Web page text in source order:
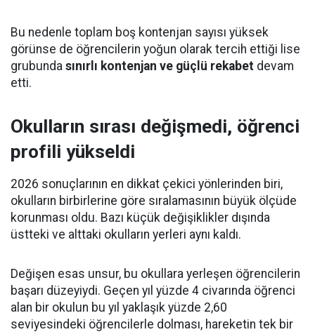
Bu nedenle toplam boş kontenjan sayısı yüksek
görünse de öğrencilerin yoğun olarak tercih ettiği lise
grubunda sınırlı kontenjan ve güçlü rekabet devam
etti.
Okulların sırası değişmedi, öğrenci
profili yükseldi
2026 sonuçlarının en dikkat çekici yönlerinden biri,
okulların birbirlerine göre sıralamasının büyük ölçüde
korunması oldu. Bazı küçük değişiklikler dışında
üstteki ve alttaki okulların yerleri aynı kaldı.
Değişen esas unsur, bu okullara yerleşen öğrencilerin
başarı düzeyiydi. Geçen yıl yüzde 4 civarında öğrenci
alan bir okulun bu yıl yaklaşık yüzde 2,60
seviyesindeki öğrencilerle dolması, hareketin tek bir